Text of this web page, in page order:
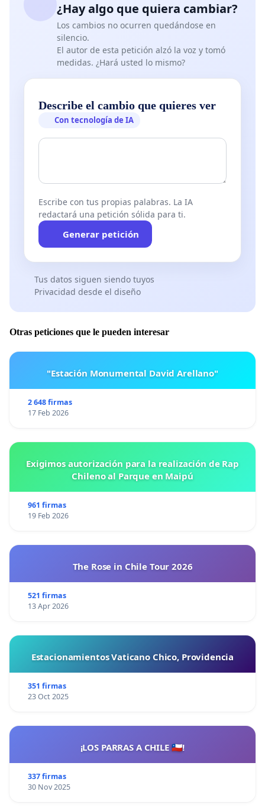
¿Hay algo que quiera cambiar?
Los cambios no ocurren quedándose en
silencio.
El autor de esta petición alzó la voz y tomó
medidas. ¿Hará usted lo mismo?
Describe el cambio que quieres ver
Con tecnología de IA
Escribe con tus propias palabras. La IA
redactará una petición sólida para ti.
Generar petición
Tus datos siguen siendo tuyos
Privacidad desde el diseño
Otras peticiones que le pueden interesar
"Estación Monumental David Arellano"
2 648 firmas
17 Feb 2026
Exigimos autorización para la realización de Rap
Chileno al Parque en Maipú
961 firmas
19 Feb 2026
The Rose in Chile Tour 2026
521 firmas
13 Apr 2026
Estacionamientos Vaticano Chico, Providencia
351 firmas
23 Oct 2025
¡LOS PARRAS A CHILE 🇨🇱!
337 firmas
30 Nov 2025